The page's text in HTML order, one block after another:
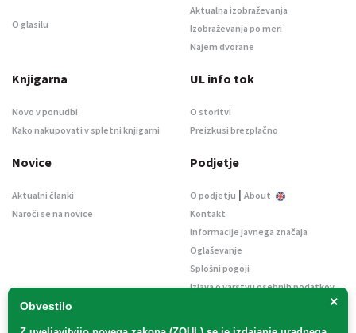
×
Obvestilo
O glasilu
Aktualna izobraževanja
Izobraževanja po meri
Najem dvorane
Knjigarna
Novo v ponudbi
Kako nakupovati v spletni knjigarni
UL info tok
O storitvi
Preizkusi brezplačno
Novice
Aktualni članki
Naroči se na novice
Podjetje
O podjetju | About
Kontakt
Informacije javnega značaja
Oglaševanje
Splošni pogoji
Izjava o varstvu osebnih podatkov